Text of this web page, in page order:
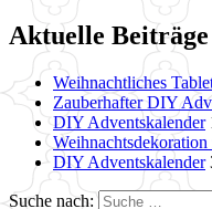
Aktuelle Beiträge
Weihnachtliches
Zauberhafter DIY
DIY Adventskalender
DIY Adventskalender
Suche nach: